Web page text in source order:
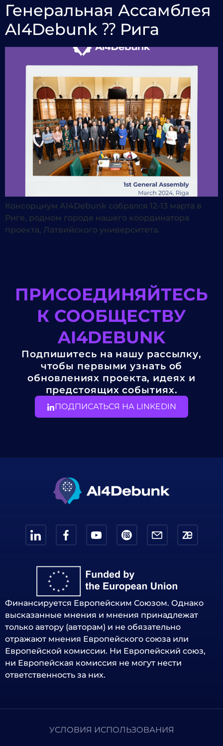
Генеральная Ассамблея
AI4Debunk ⁇ Рига
Консорциум AI4Debunk собрался 12-13 марта в
Риге, родном городе нашего координатора
проекта, Латвийского университета.
ПРИСОЕДИНЯЙТЕСЬ
К СООБЩЕСТВУ
AI4DEBUNK
Подпишитесь на нашу рассылку,
чтобы первыми узнать об
обновлениях проекта, идеях и
предстоящих событиях.
ПОДПИСАТЬСЯ НА LINKEDIN
Финансируется Европейским Союзом. Однако
высказанные мнения и мнения принадлежат
только автору (авторам) и не обязательно
отражают мнения Европейского союза или
Европейской комиссии. Ни Европейский союз,
ни Европейская комиссия не могут нести
ответственность за них.
УСЛОВИЯ ИСПОЛЬЗОВАНИЯ